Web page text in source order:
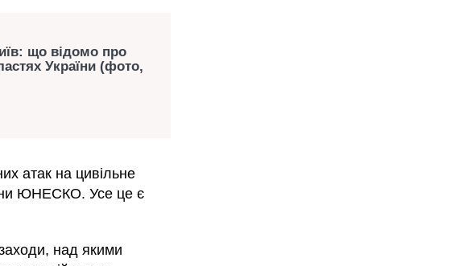
що відомо про
України (фото,
атак на цивільне
ЮНЕСКО. Усе це є
над якими